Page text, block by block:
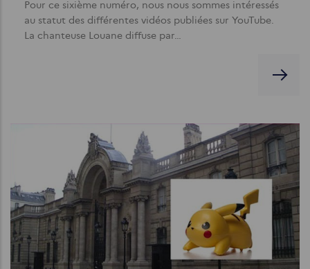
Pour ce sixième numéro, nous nous sommes intéressés
au statut des différentes vidéos publiées sur YouTube.
La chanteuse Louane diffuse par…